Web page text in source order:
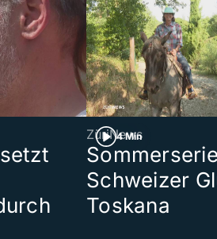
4 Min
ZüriNews
Schweizer
Toskana